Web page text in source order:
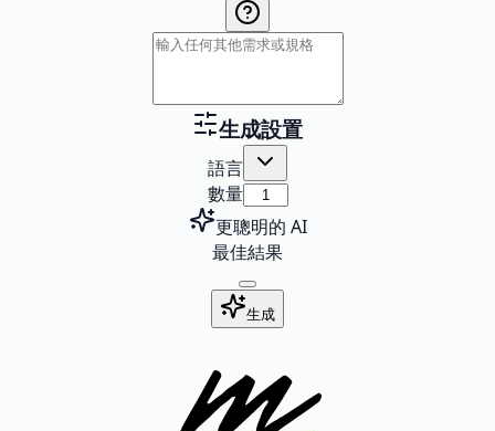
生成設置
語言
數量
更聰明的 AI
最佳結果
生成